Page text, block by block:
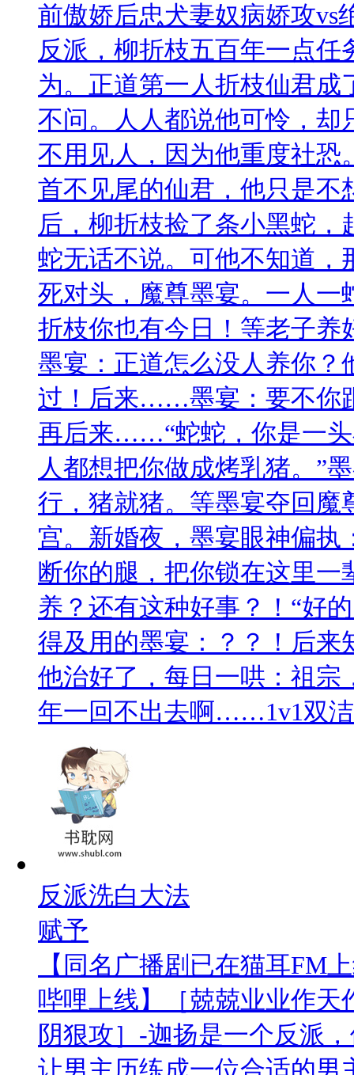
前傲娇后忠犬妻奴病娇攻vs
反派，柳折枝五百年一点
为。正道第一人折枝仙君
不问。人人都说他可怜，却
不用见人，因为他重度社恐
首不见尾的仙君，他只是不
后，柳折枝捡了条小黑蛇
蛇无话不说。可他不知道，
死对头，魔尊墨宴。一人一
折枝你也有今日！等老子养
墨宴：正道怎么没人养你？
过！后来……墨宴：要不你
再后来……“蛇蛇，你是一
人都想把你做成烤乳猪。
行，猪就猪。等墨宴夺回魔
宫。新婚夜，墨宴眼神偏
断你的腿，把你锁在这里
养？还有这种好事？！“好
得及用的墨宴：？？！后来
他治好了，每日一哄：祖宗
年一回不出去啊……1v1双
反派洗白大法
赋予
【同名广播剧已在猫耳FM
哔哩上线】［兢兢业业作
阴狠攻］-迦扬是一个反派